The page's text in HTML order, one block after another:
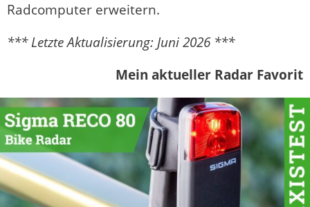
Radcomputer erweitern.
*** Letzte Aktualisierung: Juni 2026 ***
Mein aktueller Radar Favorit